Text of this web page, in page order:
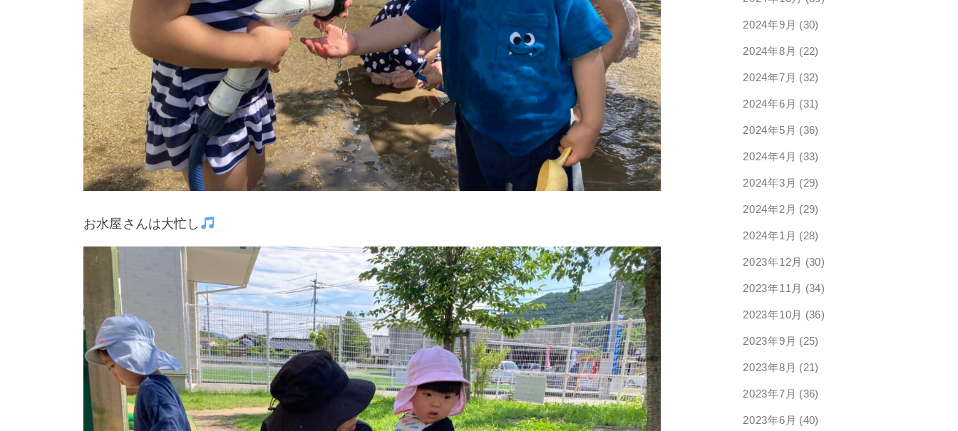
お水屋さんは大忙し
2024年9月 (30)
2024年8月 (22)
2024年7月 (32)
2024年6月 (31)
2024年5月 (36)
2024年4月 (33)
2024年3月 (29)
2024年2月 (29)
2024年1月 (28)
2023年12月 (30)
2023年11月 (34)
2023年10月 (36)
2023年9月 (25)
2023年8月 (21)
2023年7月 (36)
2023年6月 (40)